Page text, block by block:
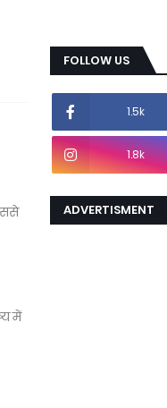
में
FOLLOW US
1.5k
1.8k
ADVERTISMENT